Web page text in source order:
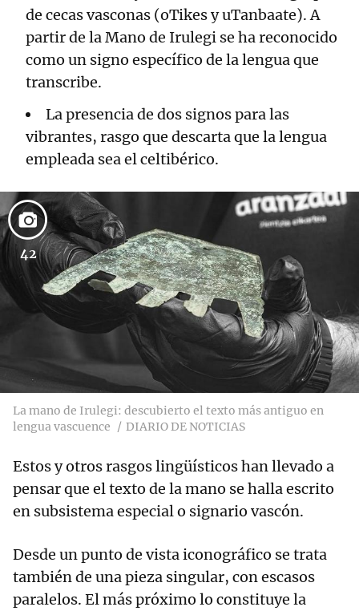
de cecas vasconas (oTikes y uTanbaate). A
partir de la Mano de Irulegi se ha reconocido
como un signo específico de la lengua que
transcribe.
La presencia de dos signos para las
vibrantes, rasgo que descarta que la lengua
empleada sea el celtibérico.
42
La mano de Irulegi: descubierto el texto más antiguo en
lengua vascuence
DIARIO DE NOTICIAS
Estos y otros rasgos lingüísticos han llevado a
pensar que el texto de la mano se halla escrito
en subsistema especial o signario vascón.
Desde un punto de vista iconográfico se trata
también de una pieza singular, con escasos
paralelos. El más próximo lo constituye la